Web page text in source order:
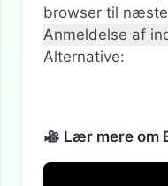
browser til
Alternative:
Lær mere om